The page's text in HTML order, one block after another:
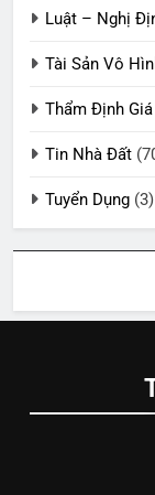
Luật – Nghị
Tài Sản Vô
Thẩm Định Giá
Tin Nhà Đất
Tuyển Dụng (3)